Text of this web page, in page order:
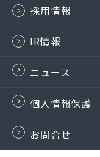
採用情報
IR情報
ニュース
個人情報保護
お問合せ